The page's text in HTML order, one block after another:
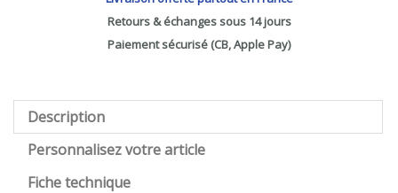
Retours & échanges sous 14 jours
Paiement sécurisé (CB, Apple Pay)
Description
Personnalisez votre article
Fiche technique